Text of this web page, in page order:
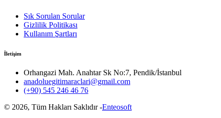
Sık Sorulan Sorular
Gizlilik Politikası
Kullanım Şartları
İletişim
Orhangazi Mah. Anahtar Sk No:7, Pendik/İstanbul
anadoluegitimaraclari@gmail.com
(+90) 545 246 46 76
© 2026, Tüm Hakları Saklıdır -Enteosoft